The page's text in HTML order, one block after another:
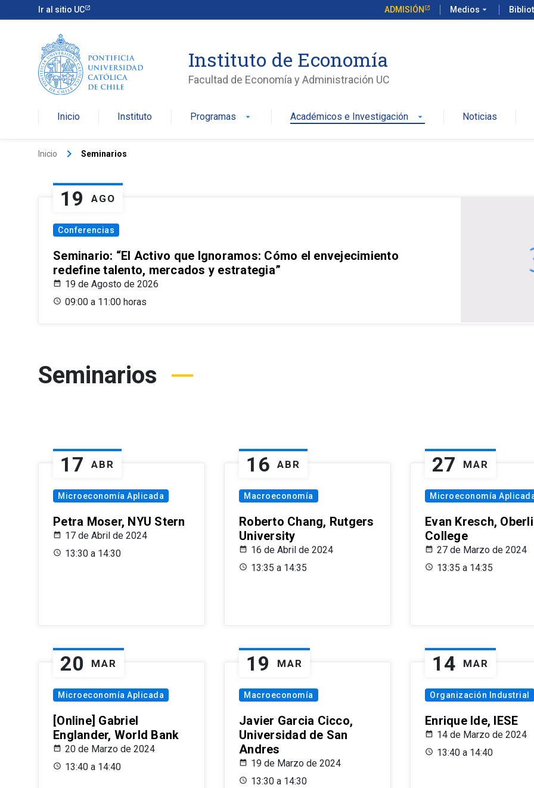
Ir al sitio UC ADMISIÓN Medios arrow_drop_down
Instituto de Economía
Facultad de Economía y Administración UC
Inicio Instituto Programas arrow_drop_down Académicos e Investigación arrow_drop_down Noticias
Inicio keyboard_arrow_right Seminarios
19 AGO
Conferencias
Seminario: “El Activo que Ignoramos: Cómo el envejecimiento
redefine talento, mercados y estrategia”
19 de Agosto de 2026
09:00 a 11:00 horas
Seminarios
17 ABR
Microeconomía Aplicada
Petra Moser, NYU Stern
17 de Abril de 2024
13:30 a 14:30
16 ABR
Macroeconomía
Roberto Chang, Rutgers
University
16 de Abril de 2024
13:35 a 14:35
27 MAR
Microeconomía
Evan Kresch,
College
27 de Marzo de 2024
13:35 a 14:35
20 MAR
Microeconomía Aplicada
[Online] Gabriel
Englander, World Bank
20 de Marzo de 2024
13:40 a 14:40
19 MAR
Macroeconomía
Javier Garcia Cicco,
Universidad de San
Andres
19 de Marzo de 2024
13:30 a 14:30
14 MAR
Organización Industrial
Enrique Ide, IESE
14 de Marzo de 2024
13:40 a 14:40